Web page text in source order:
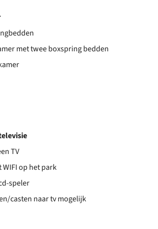
met twee boxspring bedden
TV
op het park
speler
casten naar tv mogelijk